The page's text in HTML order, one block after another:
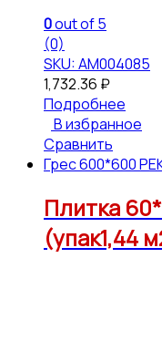
0out of 5
(0)
SKU: АМ004085
1,732.36 ₽
Подробнее
В избранное
Сравнить
Грес 600*600
Плитка
(упак1,44